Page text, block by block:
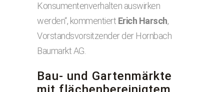
Konsumentenverhalten auswirken
werden“, kommentiert Erich Harsch,
Vorstandsvorsitzender der Hornbach
Baumarkt AG.
Bau- und Gartenmärkte